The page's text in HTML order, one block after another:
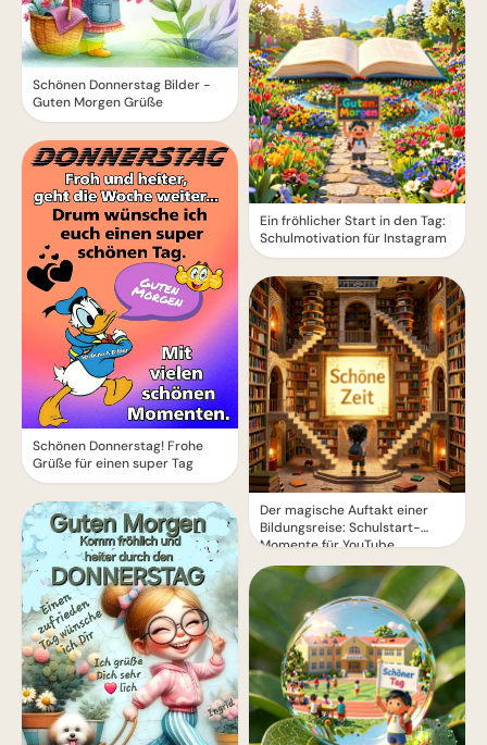
Schönen Donnerstag Bilder -
Guten Morgen Grüße
Schönen Donnerstag! Frohe
Grüße für einen super Tag
Ein fröhlicher Start in den Tag:
Schulmotivation für Instagram
Der magische Auftakt einer
Bildungsreise: Schulstart-
Momente für YouTube